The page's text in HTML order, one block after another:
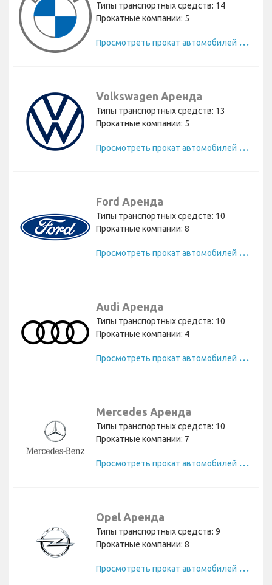
Типы транспортных средств: 14
Прокатные компании: 5
П
росмотреть прокат автомобилей BMW
Volkswagen Аренда
Типы транспортных средств: 13
Прокатные компании: 5
П
росмотреть прокат автомобилей Volkswagen
Ford Аренда
Типы транспортных средств: 10
Прокатные компании: 8
П
росмотреть прокат автомобилей Ford
Audi Аренда
Типы транспортных средств: 10
Прокатные компании: 4
П
росмотреть прокат автомобилей Audi
Mercedes Аренда
Типы транспортных средств: 10
Прокатные компании: 7
П
росмотреть прокат автомобилей Mercedes
Opel Аренда
Типы транспортных средств: 9
Прокатные компании: 8
П
росмотреть прокат автомобилей Opel